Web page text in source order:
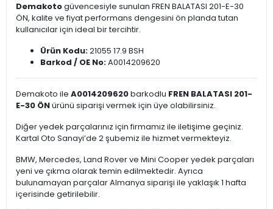
Demakotogüvencesiyle sunulan FREN BALATASI 201-E-30
ÖN, kalite ve fiyat performans dengesini ön planda tutan
kullanıcılar için ideal bir tercihtir.
Ürün Kodu:21055 17.9 BSH
Barkod / OE No:A0014209620
Demakoto ile A0014209620barkodlu FREN BALATASI 201-
E-30 ÖNürünü siparişi vermek için üye olabilirsiniz.
Diğer yedek parçalarınız için firmamız ile iletişime geçiniz.
Kartal Oto Sanayi’de 2 şubemiz ile hizmet vermekteyiz.
BMW, Mercedes, Land Rover ve Mini Cooper yedek parçaları
yeni ve çıkma olarak temin edilmektedir. Ayrıca
bulunamayan parçalar Almanya siparişi ile yaklaşık 1 hafta
içerisinde getirilebilir.